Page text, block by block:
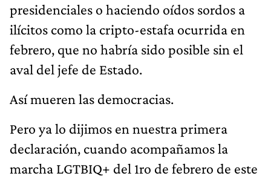
presidenciales o haciendo oídos sordos a
ilícitos como la cripto-estafa ocurrida en
febrero, que no habría sido posible sin el
aval del jefe de Estado.
Así mueren las democracias.
Pero ya lo dijimos en nuestra primera
declaración, cuando acompañamos la
marcha LGTBIQ+ del 1ro de febrero de este